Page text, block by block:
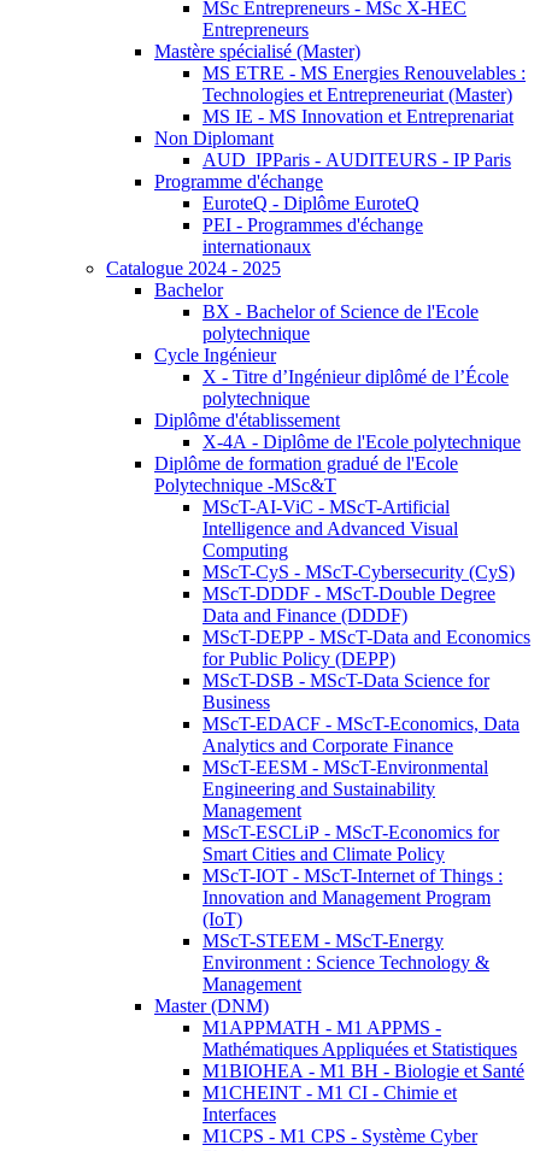
MSc Entrepreneurs - MSc X-HEC
Entrepreneurs
Mastère spécialisé (Master)
MS ETRE - MS Energies Renouvelables :
Technologies et Entrepreneuriat (Master)
MS IE - MS Innovation et Entreprenariat
Non Diplomant
AUD_IPParis - AUDITEURS - IP Paris
Programme d'échange
EuroteQ - Diplôme EuroteQ
PEI - Programmes d'échange
internationaux
Catalogue 2024 - 2025
Bachelor
BX - Bachelor of Science de l'Ecole
polytechnique
Cycle Ingénieur
X - Titre d’Ingénieur diplômé de l’École
polytechnique
Diplôme d'établissement
X-4A - Diplôme de l'Ecole polytechnique
Diplôme de formation gradué de l'Ecole
Polytechnique -MSc&T
MScT-AI-ViC - MScT-Artificial
Intelligence and Advanced Visual
Computing
MScT-CyS - MScT-Cybersecurity (CyS)
MScT-DDDF - MScT-Double Degree
Data and Finance (DDDF)
MScT-DEPP - MScT-Data and Economics
for Public Policy (DEPP)
MScT-DSB - MScT-Data Science for
Business
MScT-EDACF - MScT-Economics, Data
Analytics and Corporate Finance
MScT-EESM - MScT-Environmental
Engineering and Sustainability
Management
MScT-ESCLiP - MScT-Economics for
Smart Cities and Climate Policy
MScT-IOT - MScT-Internet of Things :
Innovation and Management Program
(IoT)
MScT-STEEM - MScT-Energy
Environment : Science Technology &
Management
Master (DNM)
M1APPMATH - M1 APPMS -
Mathématiques Appliquées et Statistiques
M1BIOHEA - M1 BH - Biologie et Santé
M1CHEINT - M1 CI - Chimie et
Interfaces
M1CPS - M1 CPS - Système Cyber